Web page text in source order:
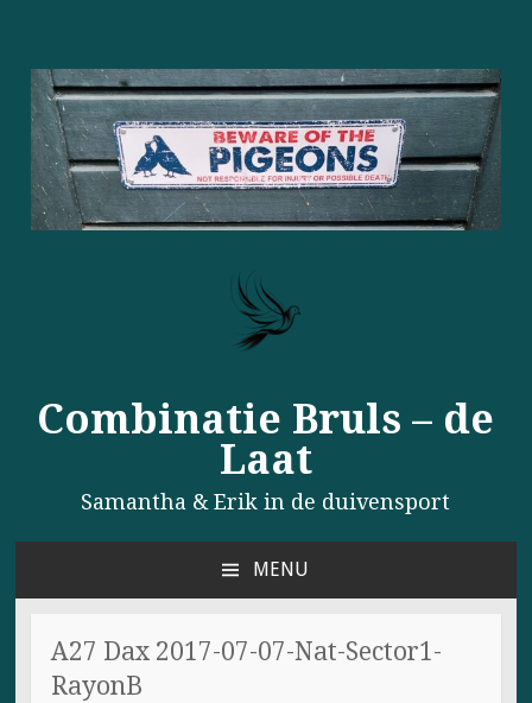
Combinatie Bruls – de
Laat
Samantha & Erik in de duivensport
MENU
INHOUD
SPRINGEN
A27 Dax 2017-07-07-Nat-Sector1-
RayonB